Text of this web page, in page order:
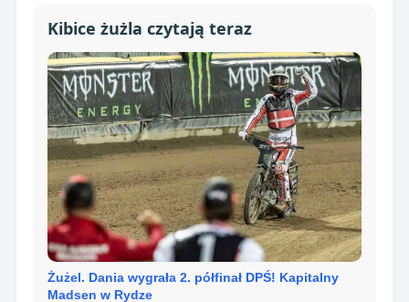
Kibice żużla czytają teraz
Żużel. Dania wygrała 2. półfinał DPŚ! Kapitalny
Madsen w Rydze